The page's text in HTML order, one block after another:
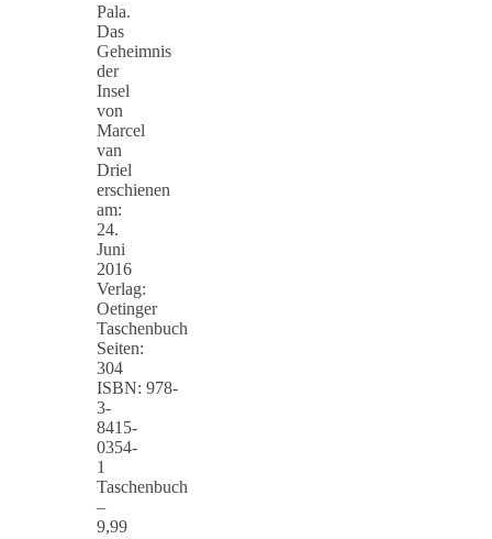
Pala.
Das
Geheimnis
der
Insel
von
Marcel
van
Driel
erschienen
am:
24.
Juni
2016
Verlag:
Oetinger
Taschenbuch
Seiten:
304
ISBN: 978-
3-
8415-
0354-
1
Taschenbuch
–
9,99